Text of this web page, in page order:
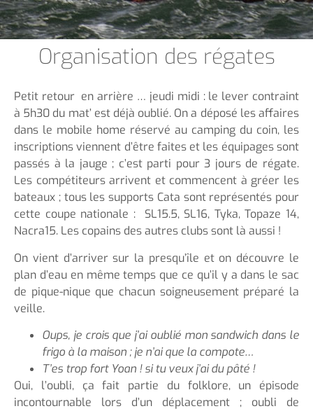
Organisation des régates
Petit retour en arrière … jeudi midi : le lever contraint
à 5h30 du mat’ est déjà oublié. On a déposé les affaires
dans le mobile home réservé au camping du coin, les
inscriptions viennent d’être faites et les équipages sont
passés à la jauge ; c’est parti pour 3 jours de régate.
Les compétiteurs arrivent et commencent à gréer les
bateaux ; tous les supports Cata sont représentés pour
cette coupe nationale : SL15.5, SL16, Tyka, Topaze 14,
Nacra15. Les copains des autres clubs sont là aussi !
On vient d’arriver sur la presqu’île et on découvre le
plan d’eau en même temps que ce qu’il y a dans le sac
de pique-nique que chacun soigneusement préparé la
veille.
Oups, je crois que j’ai oublié mon sandwich dans le
frigo à la maison ; je n’ai que la compote…
T’es trop fort Yoan ! si tu veux j’ai du pâté !
Oui, l’oubli, ça fait partie du folklore, un épisode
incontournable lors d’un déplacement ; oubli de